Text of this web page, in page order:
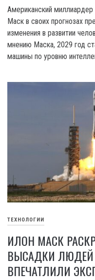
Американский
Маск в своих прогнозах
изменения в развитии
мнению Маска, 2029 год
машины по уровню
ТЕХНОЛОГИИ
ИЛОН МАСК
ВЫСАДКИ ЛЮДЕЙ
ВПЕЧАТЛИЛИ